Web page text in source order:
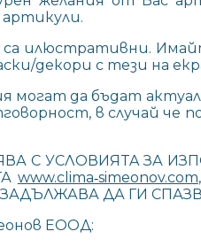
илюстративни.
декори с тези на
да бъдат
в случай че
С УСЛОВИЯTA ЗА
www.clima‑simeonov.com
ДА ГИ
ЕООД: